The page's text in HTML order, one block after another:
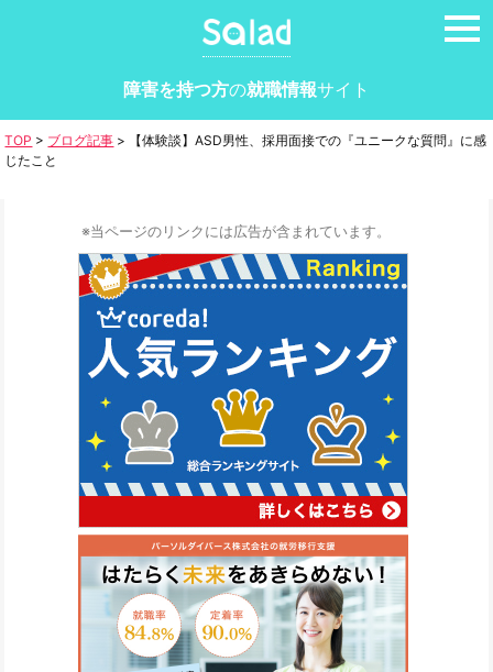
障害を持つ方の就職情報サイト
TOP > ブログ記事 >
【体験談】ASD男性、採用面接での『ユニークな質問』に感
じたこと
※当ページのリンクには広告が含まれています。